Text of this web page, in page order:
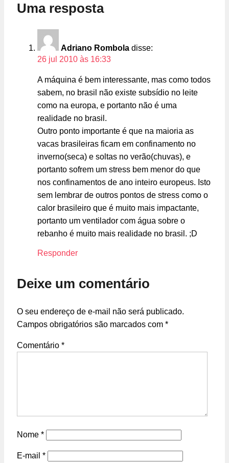
Uma resposta
Adriano Rombola disse:
26 jul 2010 às 16:33
A máquina é bem interessante, mas como todos
sabem, no brasil não existe subsídio no leite
como na europa, e portanto não é uma
realidade no brasil.
Outro ponto importante é que na maioria as
vacas brasileiras ficam em confinamento no
inverno(seca) e soltas no verão(chuvas), e
portanto sofrem um stress bem menor do que
nos confinamentos de ano inteiro europeus. Isto
sem lembrar de outros pontos de stress como o
calor brasileiro que é muito mais impactante,
portanto um ventilador com água sobre o
rebanho é muito mais realidade no brasil. ;D
Responder
Deixe um comentário
O seu endereço de e-mail não será publicado.
Campos obrigatórios são marcados com *
Comentário *
Nome *
E-mail *